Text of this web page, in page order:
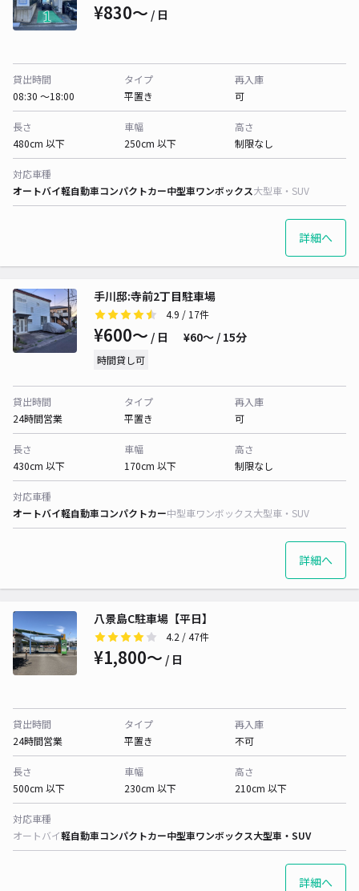
¥830〜 / 日
貸出時間
08:30 〜18:00
タイプ
平置き
再入庫
可
長さ
480cm 以下
車幅
250cm 以下
高さ
制限なし
対応車種
オートバイ軽自動車コンパクトカー中型車ワンボックス大型車・SUV
詳細へ
手川邸:寺前2丁目駐車場
4.9 / 17件
¥600〜 / 日 ¥60〜 / 15分
時間貸し可
貸出時間
24時間営業
タイプ
平置き
再入庫
可
長さ
430cm 以下
車幅
170cm 以下
高さ
制限なし
対応車種
オートバイ軽自動車コンパクトカー中型車ワンボックス大型車・SUV
詳細へ
八景島C駐車場【平日】
4.2 / 47件
¥1,800〜 / 日
貸出時間
24時間営業
タイプ
平置き
再入庫
不可
長さ
500cm 以下
車幅
230cm 以下
高さ
210cm 以下
対応車種
オートバイ軽自動車コンパクトカー中型車ワンボックス大型車・SUV
詳細へ